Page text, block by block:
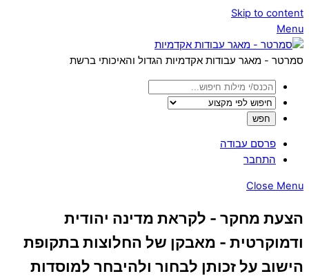
Skip to content
Menu
סמרטר - מאגר עבודות אקדמיות הגדול והאיכותי ברשת
פרסם עבודה
התחבר
Close Menu
הצעת מחקר - לקראת מדינה יהודית
ודמוקרטית - מאבקן של החלוצות בתקופת
הישוב על זכותן לבחור ולהיבחר למוסדות